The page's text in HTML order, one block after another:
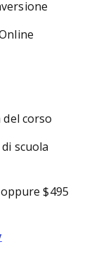
del corso
scuola
$495